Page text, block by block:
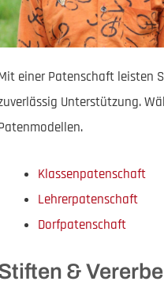
einer Patenschaft leisten
Unterstützung.
Klassenpatenschaft
Lehrerpatenschaft
Dorfpatenschaft
&